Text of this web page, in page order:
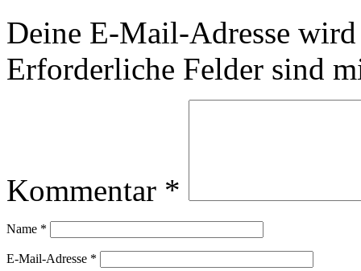
Deine E-Mail-Adresse
Erforderliche Felder sind
Kommentar *
Name *
E-Mail-Adresse *